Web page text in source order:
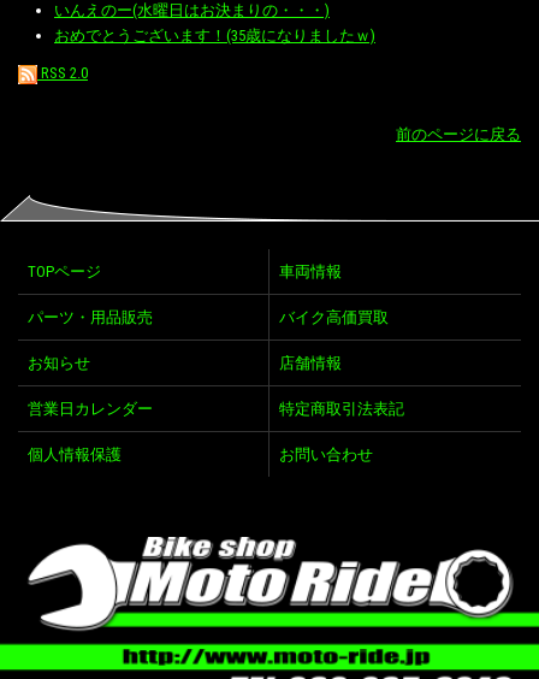
いんえのー(水曜日はお決まりの・・・)
おめでとうございます！(35歳になりましたｗ)
RSS 2.0
前のページに戻る
TOPページ 車両情報
パーツ・用品販売 バイク高価買取
お知らせ 店舗情報
営業日カレンダー 特定商取引法表記
個人情報保護 お問い合わせ